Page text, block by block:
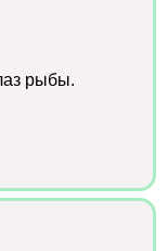
рыбы.